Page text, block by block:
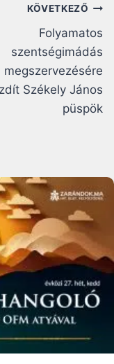
KÖVETKEZŐ
Folyamatos
szentségimádás
megszervezésére
Székely János
püspök